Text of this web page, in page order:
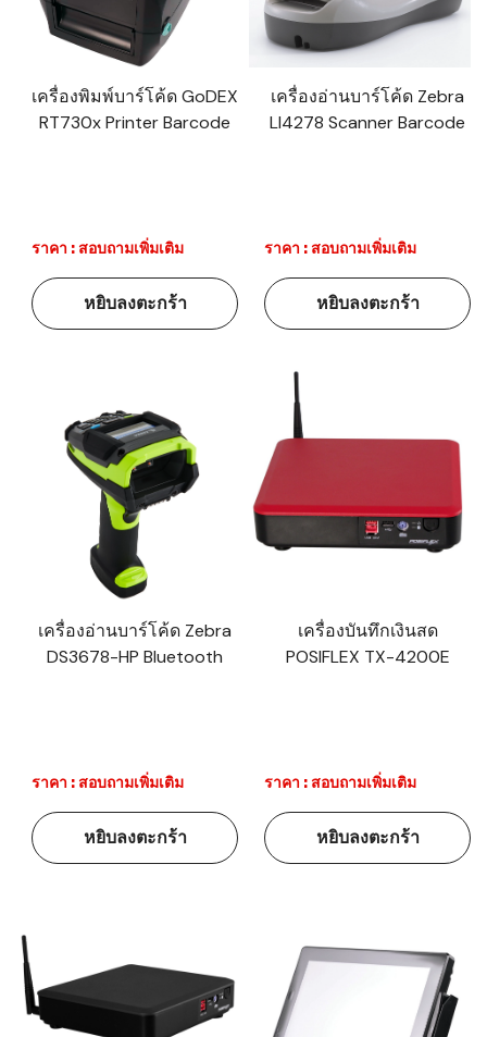
เครื่องพิมพ์บาร์โค้ด GoDEX
RT730x Printer Barcode
ราคา : สอบถามเพิ่มเติม
หยิบลงตะกร้า
เครื่องอ่านบาร์โค้ด Zebra
LI4278 Scanner Barcode
ราคา : สอบถามเพิ่มเติม
หยิบลงตะกร้า
เครื่องอ่านบาร์โค้ด Zebra
DS3678-HP Bluetooth
ราคา : สอบถามเพิ่มเติม
หยิบลงตะกร้า
เครื่องบันทึกเงินสด
POSIFLEX TX-4200E
ราคา : สอบถามเพิ่มเติม
หยิบลงตะกร้า